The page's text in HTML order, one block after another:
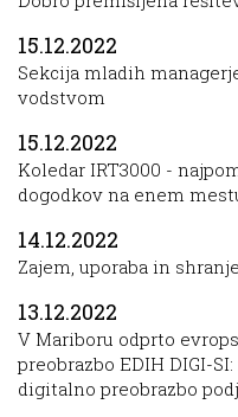
15.12.2022
Sekcija mladih
vodstvom
15.12.2022
Koledar IRT3000 -
dogodkov na enem
14.12.2022
Zajem, uporaba in
13.12.2022
V Mariboru odprto
preobrazbo EDIH DIGI-
digitalno preobrazbo